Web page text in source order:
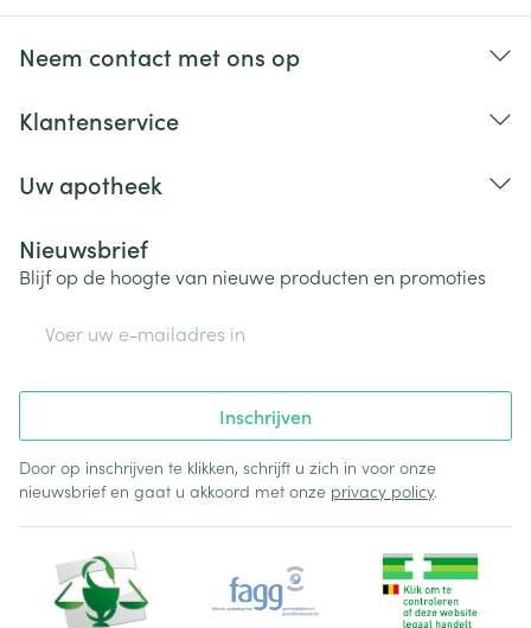
Neem contact met ons op
Klantenservice
Uw apotheek
Nieuwsbrief
Blijf op de hoogte van nieuwe producten en promoties
Inschrijven
Door op inschrijven te klikken, schrijft u zich in voor onze
nieuwsbrief en gaat u akkoord met onze privacy policy.